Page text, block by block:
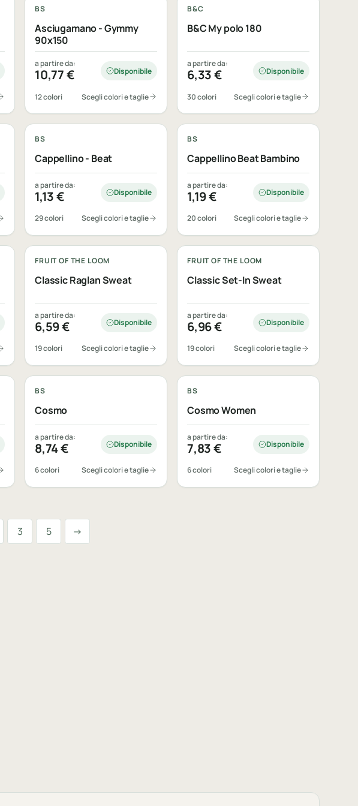
BS
Asciugamano - Gymmy
90x150
a partire da:
10,77€ Disponibile
12 colori Scegli colori e taglie
B&C
B&C My polo 180
a partire da:
6,33€ Disponibile
30 colori
Scegli colori e taglie
BS
Cappellino - Beat
a partire da:
1,13€ Disponibile
29 colori Scegli colori e taglie
BS
Cappellino Beat Bambino
a partire da:
1,19€ Disponibile
20 colori
Scegli colori e taglie
FRUIT OF THE LOOM
Classic Raglan Sweat
a partire da:
6,59€ Disponibile
19 colori Scegli colori e taglie
FRUIT OF THE LOOM
Classic Set-In Sweat
a partire da:
6,96€ Disponibile
19 colori
Scegli colori e taglie
BS
Cosmo
a partire da:
8,74€ Disponibile
6 colori Scegli colori e taglie
BS
Cosmo Women
a partire da:
7,83€ Disponibile
6 colori Scegli colori e taglie
3 5 →
Successiva